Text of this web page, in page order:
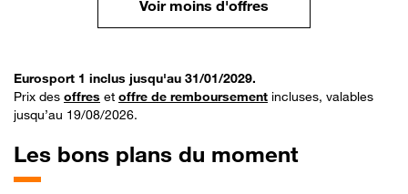
Voir moins d'offres
Eurosport 1 inclus jusqu'au 31/01/2029.
Prix des offres et offre de remboursement incluses, valables
jusqu’au 19/08/2026.
Les bons plans du moment